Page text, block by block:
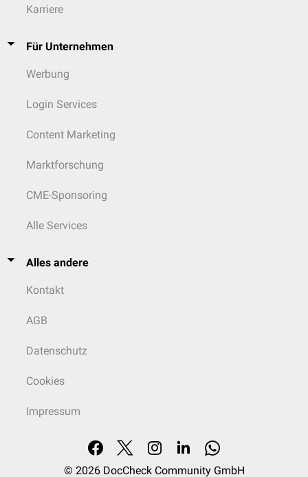
Karriere
Für Unternehmen
Werbung
Login Services
Content Marketing
Marktforschung
CME-Sponsoring
Alle Services
Alles andere
Kontakt
AGB
Datenschutz
Cookies
Impressum
© 2026 DocCheck Community GmbH